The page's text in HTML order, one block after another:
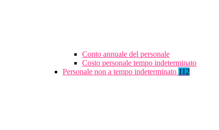
Conto annuale del personale
Costo personale tempo indeterminato
Personale non a tempo indeterminato 112